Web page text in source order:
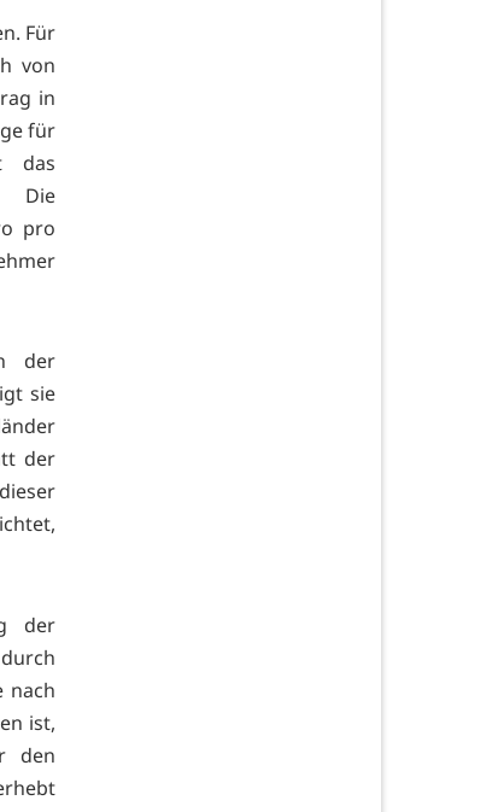
Für
von
in
für
das
Die
pro
der
sie
der
der
nach
ist,
den